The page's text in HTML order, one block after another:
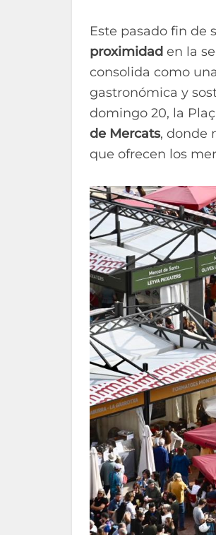
Este pasado fin de
proximidad en la
consolida como
gastronómica y
domingo 20, la
de Mercats, donde
que ofrecen los